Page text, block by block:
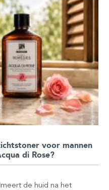
voor mannen
di Rose?
de huid na het